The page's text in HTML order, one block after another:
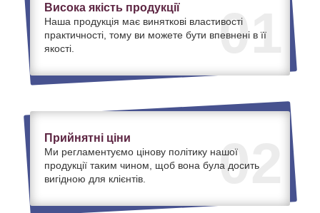
01
Висока якість продукції
Наша продукція має виняткові властивості
практичності, тому ви можете бути впевнені в її
якості.
02
Прийнятні ціни
Ми регламентуємо цінову політику нашої
продукції таким чином, щоб вона була досить
вигідною для клієнтів.